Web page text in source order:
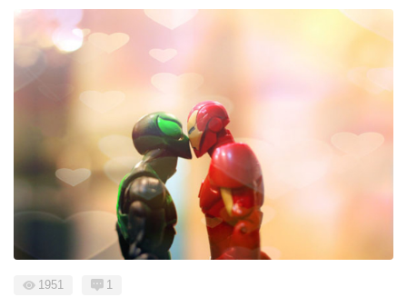
1951 1